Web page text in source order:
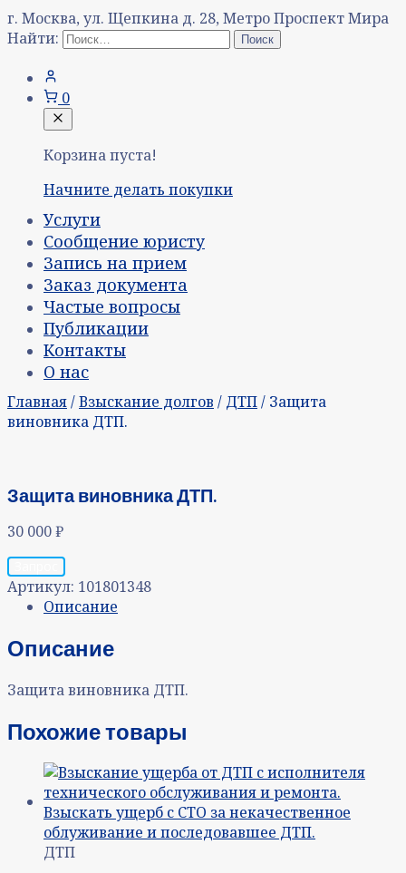
г. Москва, ул. Щепкина д. 28, Метро Проспект Мира
Найти:
0
Корзина пуста!
Начните делать покупки
Услуги
Сообщение юристу
Запись на прием
Заказ документа
Частые вопросы
Публикации
Контакты
О нас
Главная/Взыскание долгов / ДТП/ Защита
виновника ДТП.
Защита виновника ДТП.
30 000₽
Артикул: 101801348
Описание
Описание
Защита виновника ДТП.
Похожие товары
ДТП